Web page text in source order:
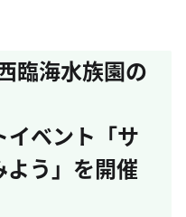
臨海水族園の
イベント「サ
よう」を開催